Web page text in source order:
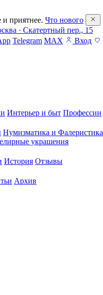
приятнее. Что нового
· Скатертный пер., 15
Telegram MAX Вход
Интерьер и быт Профессии
Нумизматика и Фалеристика
украшения
История Отзывы
Архив